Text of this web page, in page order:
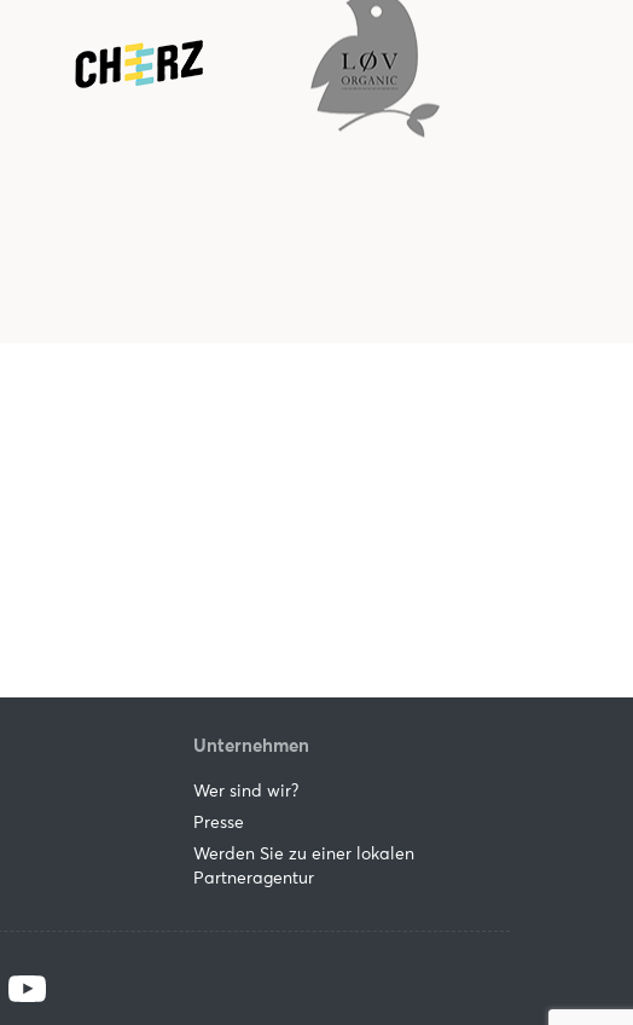
Unternehmen
Wer sind wir?
Presse
Werden Sie zu einer lokalen
Partneragentur